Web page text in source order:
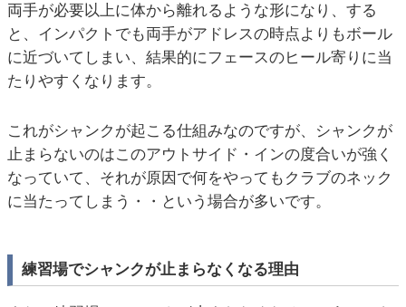
両手が必要以上に体から離れるような形になり、する
と、インパクトでも両手がアドレスの時点よりもボール
に近づいてしまい、結果的にフェースのヒール寄りに当
たりやすくなります。
これがシャンクが起こる仕組みなのですが、シャンクが
止まらないのはこのアウトサイド・インの度合いが強く
なっていて、それが原因で何をやってもクラブのネック
に当たってしまう・・という場合が多いです。
練習場でシャンクが止まらなくなる理由